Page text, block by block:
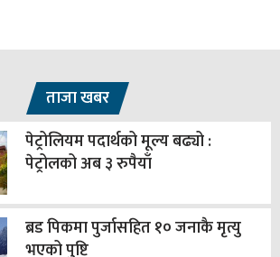
ताजा खबर
पेट्रोलियम पदार्थको मूल्य बढ्यो :
पेट्रोलको अब ३ रुपैयाँ
ब्रड पिकमा पुर्जासहित १० जनाकै मृत्यु
भएको पुष्टि